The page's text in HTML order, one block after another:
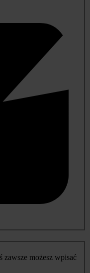
zawsze możesz wpisać